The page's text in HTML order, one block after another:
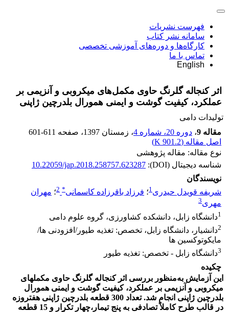
فهرست نشریات
سامانه نشر کتاب
کارگاه‌ها و دوره‌های آموزشی تخصصی
تماس با ما
English
اثر کنجاله گلرنگ حاوی مکمل‌های میکروبی و آنزیمی بر
عملکرد، کیفیت گوشت و ایمنی همورال بلدرچین ژاپنی
تولیدات دامی
مقاله 9
، دوره 20، شماره 4 ، زمستان 1397 ، صفحه 601-611
اصل مقاله (901.2 K
)
نوع مقاله: مقاله پژوهشی
شناسه دیجیتال (DOI):
10.22059/jap.2018.258757.623287
نویسندگان
شریفه قویدل حیدری1؛ فرزاد باقرزاده کاسمانی*
2؛ مهران
مهری3
1دانشگاه زابل، دانشکده کشاورزی، گروه علوم دامی
2دانشیار، دانشگاه زابل، تخصص: تغذیه طیور/افزودنی ها/
مایکوتوکسین ها
3دانشگاه زابل - تخصص: ‌تغذیه طیور
چکیده
این آزمایش به‌منظور بررسی اثر کنجاله گلرنگ حاوی مکمل­های
میکروبی و آنزیمی بر عملکرد، کیفیت گوشت و ایمنی همورال
بلدرچین ژاپنی انجام شد. تعداد 300 قطعه بلدرچین ژاپنی هفت­روزه
در قالب طرح کاملاً تصادفی به پنج تیمار،
چهار تکرار و 15 قطعه